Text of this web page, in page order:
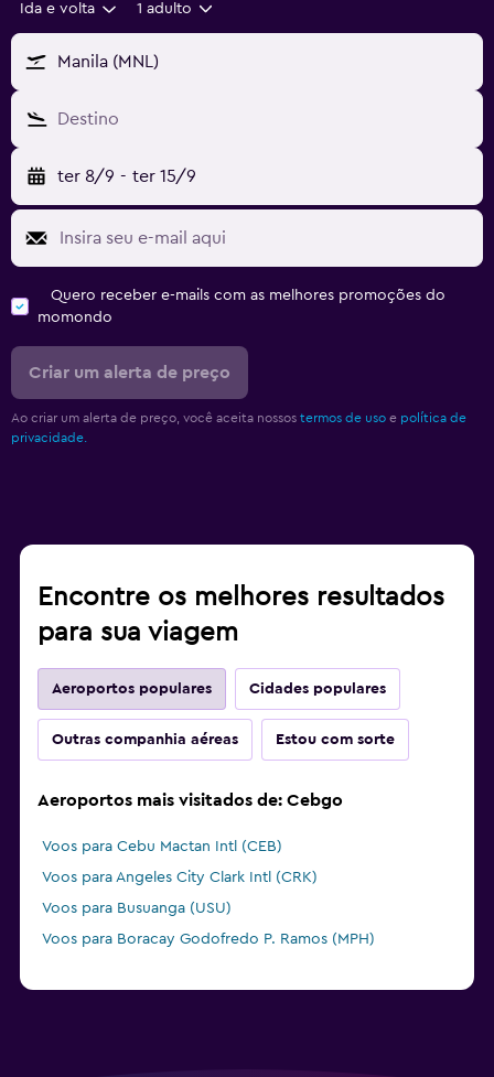
Ida e volta 1 adulto
Manila (MNL)
Destino
ter 8/9 - ter 15/9
Quero receber e-mails com as melhores promoções do
momondo
Criar um alerta de preço
Ao criar um alerta de preço, você aceita nossos termos de uso e política de
privacidade.
Encontre os melhores resultados
para sua viagem
Aeroportos populares Cidades populares
Outras companhia aéreas Estou com sorte
Aeroportos mais visitados de: Cebgo
Voos para Cebu Mactan Intl (CEB)
Voos para Angeles City Clark Intl (CRK)
Voos para Busuanga (USU)
Voos para Boracay Godofredo P. Ramos (MPH)